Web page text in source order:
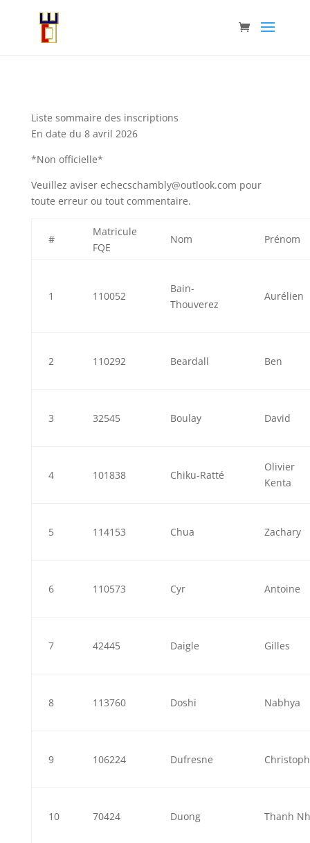
Liste sommaire des inscriptions
En date du 8 avril 2026
*Non officielle*
Veuillez aviser echecschambly@outlook.com pour
toute erreur ou tout commentaire.
#
Matricule
FQE
Nom Prénom
1 110052
Bain-
Thouverez
Aurélien
2 110292 Beardall Ben
3 32545 Boulay David
4 101838 Chiku-Ratté
Olivier
Kenta
5 114153 Chua Zachary
6 110573 Cyr Antoine
7 42445 Daigle Gilles
8 113760 Doshi Nabhya
9 106224 Dufresne
10 70424 Duong Thanh